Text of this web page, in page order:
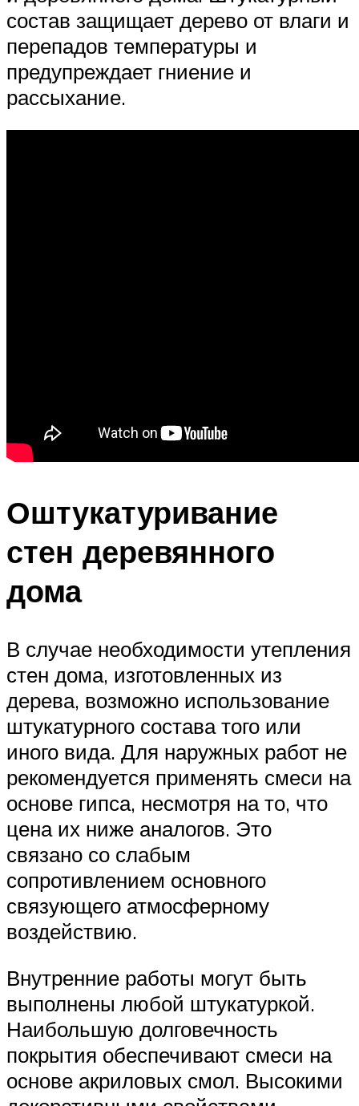
состав защищает дерево от влаги и
перепадов температуры и
предупреждает гниение и
рассыхание.
Оштукатуривание
стен деревянного
дома
В случае необходимости утепления
стен дома, изготовленных из
дерева, возможно использование
штукатурного состава того или
иного вида. Для наружных работ не
рекомендуется применять смеси на
основе гипса, несмотря на то, что
цена их ниже аналогов. Это
связано со слабым
сопротивлением основного
связующего атмосферному
воздействию.
Внутренние работы могут быть
выполнены любой штукатуркой.
Наибольшую долговечность
покрытия обеспечивают смеси на
основе акриловых смол. Высокими